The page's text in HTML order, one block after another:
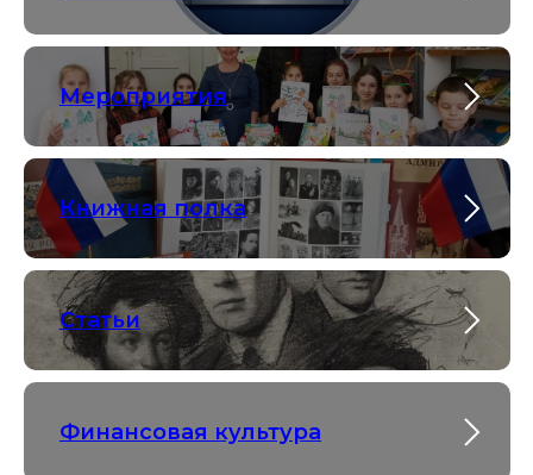
Мероприятия
Книжная полка
Статьи
Финансовая культура